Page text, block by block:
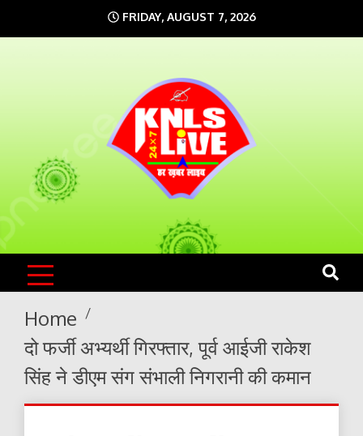
to
FRIDAY, AUGUST 7, 2026
KNLS LIVE
India`s No.1 News Portal
Home
दो फर्जी अभ्यर्थी गिरफ्तार, पूर्व आईजी राकेश
सिंह ने डीएम संग संभाली निगरानी की कमान